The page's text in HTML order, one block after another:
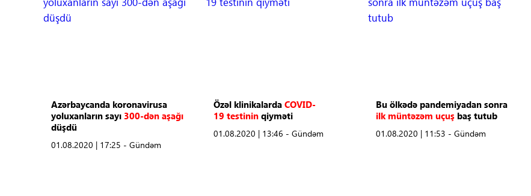
Azərbaycanda koronavirusa
yoluxanların sayı 300-dən aşağı
düşdü
01.08.2020 | 17:25 - Gündəm
Özəl klinikalarda COVID-
19 testinin qiyməti
01.08.2020 | 13:46 - Gündəm
Bu ölkədə pandemiyadan sonra
ilk müntəzəm uçuş baş tutub
01.08.2020 | 11:53 - Gündəm